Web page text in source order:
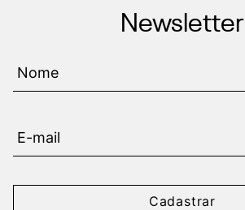
Newsletter
Cadastrar